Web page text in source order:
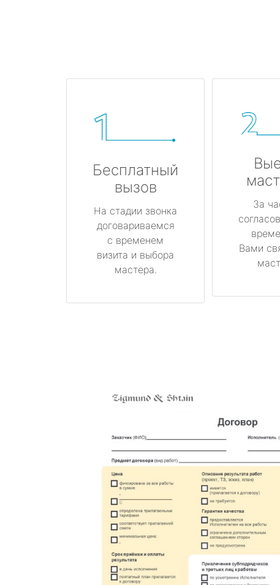
Бесплатный
вызов
На стадии звонка
договариваемся
с временем
визита и выбора
мастера.
За
Вами